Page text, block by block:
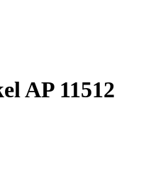
AP 11512